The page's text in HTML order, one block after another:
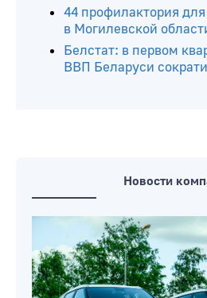
44 профилактория для
в Могилевской
Белстат: в первом
ВВП Беларуси
Новости